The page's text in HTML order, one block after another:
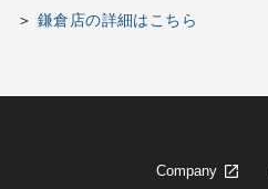
＞ 鎌倉店の詳細はこちら
Company